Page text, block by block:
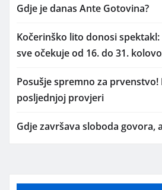
Gdje je danas Ante Gotovina?
Kočerinško lito donosi
sve očekuje od 16. do 31.
Posušje spremno za prvenstvo!
posljednjoj provjeri
Gdje završava sloboda govora,